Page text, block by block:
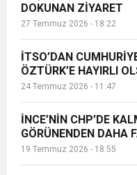
ve Onur Nişanesidir
6:19 HBB BAŞKANI
CUMHURİYET
17:36 KURUMLAR
1:00 İTSO İŞ-KUR SGK TOPLANTI
21:40 CEYLANDERE’DE
DOKUNAN ZİYARET
27 Temmuz 2026 - 18:22
İTSO’DAN
ÖZTÜRK’E HAYIRLI
24 Temmuz 2026 - 11:47
İNCE’NİN CHP’DE
GÖRÜNENDEN DAHA
19 Temmuz 2026 - 18:55